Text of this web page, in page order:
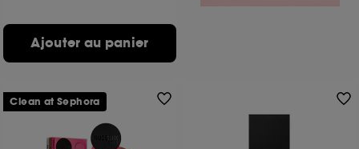
Ajouter au panier
Clean at Sephora